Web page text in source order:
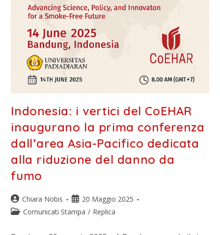
Indonesia: i vertici del CoEHAR
inaugurano la prima conferenza
dall’area Asia-Pacifico dedicata
alla riduzione del danno da
fumo
Chiara Nobis
20 Maggio 2025
Comunicati Stampa / Replica